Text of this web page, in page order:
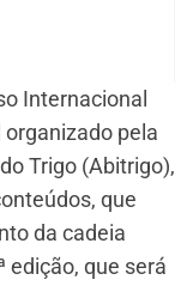
Internacional
pela
Trigo (Abitrigo),
que
da cadeia
edição, que será